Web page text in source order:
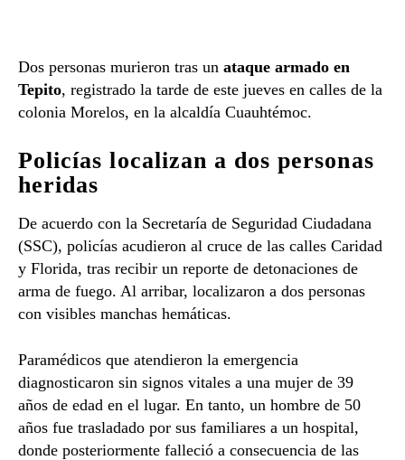
Dos personas murieron tras un ataque armado en
Tepito, registrado la tarde de este jueves en calles de la
colonia Morelos, en la alcaldía Cuauhtémoc.
Policías localizan a dos personas
heridas
De acuerdo con la Secretaría de Seguridad Ciudadana
(SSC), policías acudieron al cruce de las calles Caridad
y Florida, tras recibir un reporte de detonaciones de
arma de fuego. Al arribar, localizaron a dos personas
con visibles manchas hemáticas.
Paramédicos que atendieron la emergencia
diagnosticaron sin signos vitales a una mujer de 39
años de edad en el lugar. En tanto, un hombre de 50
años fue trasladado por sus familiares a un hospital,
donde posteriormente falleció a consecuencia de las